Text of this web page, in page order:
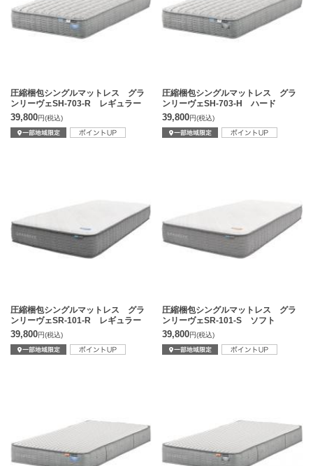
圧縮梱包シングルマットレス グラ
ンリーヴェSH-703-R レギュラー
39,800円(税込)
圧縮梱包シングルマットレス グラ
ンリーヴェSH-703-H ハード
39,800円(税込)
圧縮梱包シングルマットレス グラ
ンリーヴェSR-101-R レギュラー
39,800円(税込)
圧縮梱包シングルマットレス グラ
ンリーヴェSR-101-S ソフト
39,800円(税込)